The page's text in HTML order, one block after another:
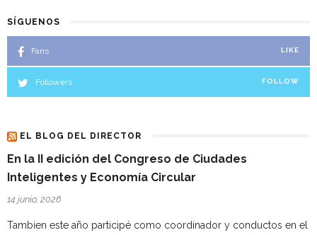
SÍGUENOS
Fans LIKE
Followers FOLLOW
EL BLOG DEL DIRECTOR
En la II edición del Congreso de Ciudades
Inteligentes y Economía Circular
14 junio, 2026
Tambien este año participé como coordinador y conductos en el